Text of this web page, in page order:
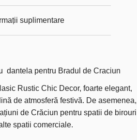
suplimentare
dantela pentru Bradul de Craciun
Rustic Chic Decor, foarte elegant,
de atmosferă festivă. De asemenea,
de Crăciun pentru spatii de birouri
spatii comerciale.